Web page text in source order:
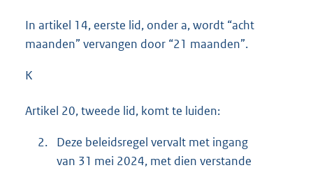
In artikel 14, eerste lid, onder a, wordt “acht
maanden” vervangen door “21 maanden”.
K
Artikel 20, tweede lid, komt te luiden:
2.
Deze beleidsregel vervalt met ingang
van 31 mei 2024, met dien verstande